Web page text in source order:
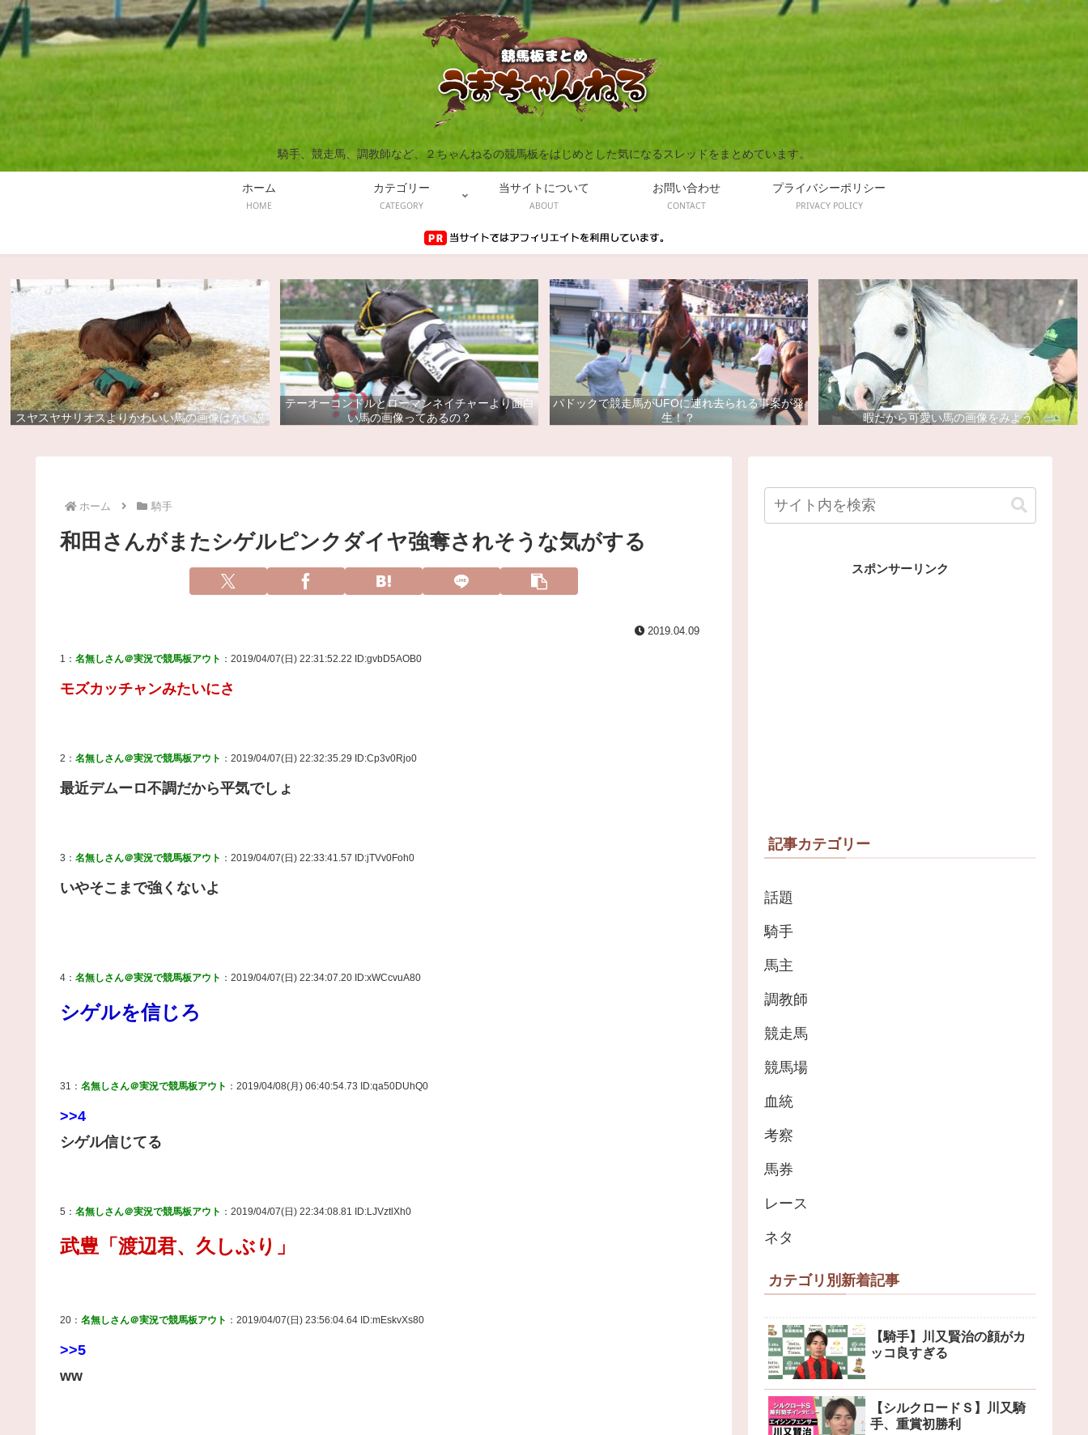
騎手、競走馬、調教師など、２ちゃんねるの競馬板をはじめとした気になるスレッドをまとめています。
ホーム
HOME
カテゴリー
CATEGORY
当サイトについて
ABOUT
お問い合わせ
CONTACT
プライバシーポリシー
PRIVACY POLICY
スヤスヤサリオスよりかわいい馬の画像はない説
テーオーコンドルとローマンネイチャーより面白
い馬の画像ってあるの？
パドックで競走馬がUFOに連れ去られる事案が発
生！？
暇だから可愛い馬の画像をみよう
ホーム 騎手
和田さんがまたシゲルピンクダイヤ強奪されそうな気がする
2019.04.09
1： 名無しさん＠実況で競馬板アウト ：2019/04/07(日) 22:31:52.22 ID:gvbD5AOB0
モズカッチャンみたいにさ
2： 名無しさん＠実況で競馬板アウト ：2019/04/07(日) 22:32:35.29 ID:Cp3v0Rjo0
最近デムーロ不調だから平気でしょ
3： 名無しさん＠実況で競馬板アウト ：2019/04/07(日) 22:33:41.57 ID:jTVv0Foh0
いやそこまで強くないよ
4： 名無しさん＠実況で競馬板アウト ：2019/04/07(日) 22:34:07.20 ID:xWCcvuA80
シゲルを信じろ
31： 名無しさん＠実況で競馬板アウト ：2019/04/08(月) 06:40:54.73 ID:qa50DUhQ0
>>4
シゲル信じてる
5： 名無しさん＠実況で競馬板アウト ：2019/04/07(日) 22:34:08.81 ID:LJVztlXh0
武豊「渡辺君、久しぶり」
20： 名無しさん＠実況で競馬板アウト ：2019/04/07(日) 23:56:04.64 ID:mEskvXs80
>>5
ww
スポンサーリンク
記事カテゴリー
話題
騎手
馬主
調教師
競走馬
競馬場
血統
考察
馬券
レース
ネタ
カテゴリ別新着記事
【騎手】川又賢治の顔がカ
ッコ良すぎる
【シルクロードＳ】川又騎
手、重賞初勝利